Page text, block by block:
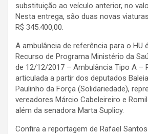
substituição ao veículo anterior, no
Nesta entrega, são duas novas
R$ 345.400,00.
A ambulância de referência para o HU
Recurso de Programa Ministério da
de 12/12/2017 – Ambulância Tipo A –
articulada a partir dos deputados
Paulinho da Força (Solidariedade),
vereadores Márcio Cabeleireiro e
além da senadora Marta Suplicy.
Confira a reportagem de Rafael